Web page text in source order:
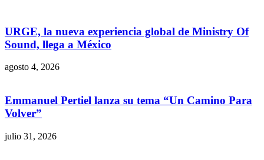
URGE, la nueva experiencia global de Ministry Of
Sound, llega a México
agosto 4, 2026
Emmanuel Pertiel lanza su tema “Un Camino Para
Volver”
julio 31, 2026